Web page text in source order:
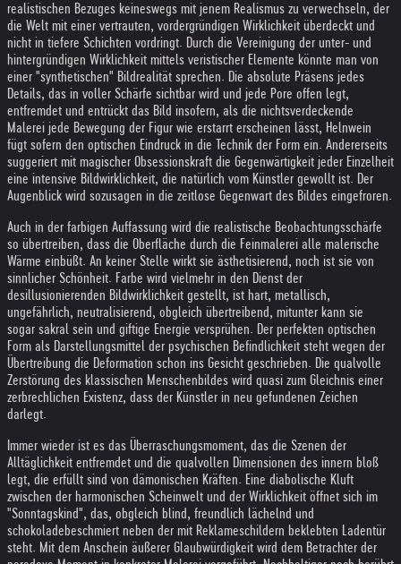
realistischen Bezuges keineswegs mit jenem Realismus zu verwechseln, der
die Welt mit einer vertrauten, vordergründigen Wirklichkeit überdeckt und
nicht in tiefere Schichten vordringt. Durch die Vereinigung der unter- und
hintergründigen Wirklichkeit mittels veristischer Elemente könnte man von
einer "synthetischen" Bildrealität sprechen. Die absolute Präsens jedes
Details, das in voller Schärfe sichtbar wird und jede Pore offen legt,
entfremdet und entrückt das Bild insofern, als die nichtsverdeckende
Malerei jede Bewegung der Figur wie erstarrt erscheinen lässt, Helnwein
fügt sofern den optischen Eindruck in die Technik der Form ein. Andererseits
suggeriert mit magischer Obsessionskraft die Gegenwärtigkeit jeder Einzelheit
eine intensive Bildwirklichkeit, die natürlich vom Künstler gewollt ist. Der
Augenblick wird sozusagen in die zeitlose Gegenwart des Bildes eingefroren.
Auch in der farbigen Auffassung wird die realistische Beobachtungsschärfe
so übertreiben, dass die Oberfläche durch die Feinmalerei alle malerische
Wärme einbüßt. An keiner Stelle wirkt sie ästhetisierend, noch ist sie von
sinnlicher Schönheit. Farbe wird vielmehr in den Dienst der
desillusionierenden Bildwirklichkeit gestellt, ist hart, metallisch,
ungefährlich, neutralisierend, obgleich übertreibend, mitunter kann sie
sogar sakral sein und giftige Energie versprühen. Der perfekten optischen
Form als Darstellungsmittel der psychischen Befindlichkeit steht wegen der
Übertreibung die Deformation schon ins Gesicht geschrieben. Die qualvolle
Zerstörung des klassischen Menschenbildes wird quasi zum Gleichnis einer
zerbrechlichen Existenz, dass der Künstler in neu gefundenen Zeichen
darlegt.
Immer wieder ist es das Überraschungsmoment, das die Szenen der
Alltäglichkeit entfremdet und die qualvollen Dimensionen des innern bloß
legt, die erfüllt sind von dämonischen Kräften. Eine diabolische Kluft
zwischen der harmonischen Scheinwelt und der Wirklichkeit öffnet sich im
"Sonntagskind", das, obgleich blind, freundlich lächelnd und
schokoladebeschmiert neben der mit Reklameschildern beklebten Ladentür
steht. Mit dem Anschein äußerer Glaubwürdigkeit wird dem Betrachter der